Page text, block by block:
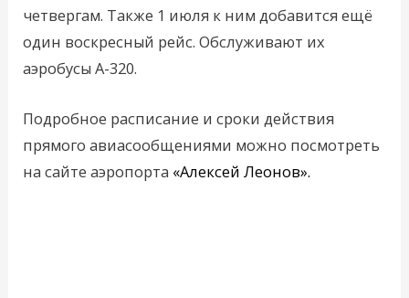
четвергам. Также 1 июля к ним добавится ещё
один воскресный рейс. Обслуживают их
аэробусы A-320.
Подробное расписание и сроки действия
прямого авиасообщениями можно посмотреть
на сайте аэропорта «Алексей Леонов».